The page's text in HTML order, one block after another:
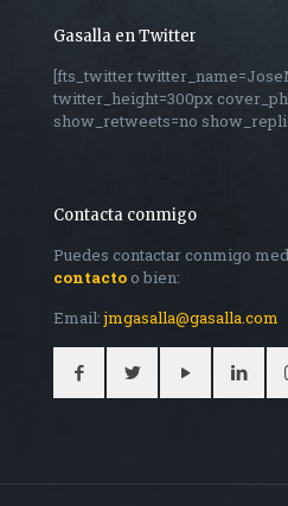
Gasalla en Twitter
[fts_twitter
twitter_height=300px
show_retweets=no
Contacta conmigo
Puedes contactar conmigo
contacto o bien:
Email:jmgasalla@gasalla.com